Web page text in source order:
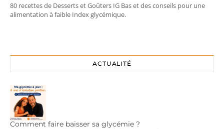
80 recettes de Desserts et Goûters IG Bas et des conseils pour une
alimentation à faible Index glycémique.
ACTUALITÉ
Comment faire baisser sa glycémie ?